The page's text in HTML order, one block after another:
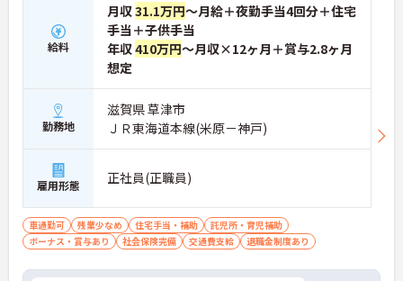
給料
月収31.1万円～月給＋夜勤手当4回分＋住宅
手当＋子供手当
年収410万円～月収×12ヶ月＋賞与2.8ヶ月
想定
勤務地
滋賀県 草津市
ＪＲ東海道本線(米原－神戸)
雇用形態 正社員(正職員)
車通勤可 残業少なめ 住宅手当・補助
託児所・育児補助
ボーナス・賞与あり
社会保険完備 交通費支給 退職金制度あり